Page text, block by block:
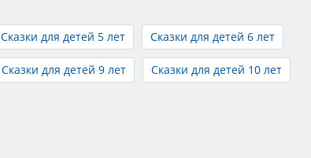
Сказки для детей 5 лет Сказки для детей 6 лет
Сказки для детей 9 лет Сказки для детей 10 лет